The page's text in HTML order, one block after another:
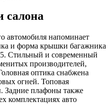
салона
автомобиля напоминает
и форма крышки багажника
Стильный и современный
производителей,
оптика снабжена
огней. Топовая
Задние плафоны также
комплектациях авто